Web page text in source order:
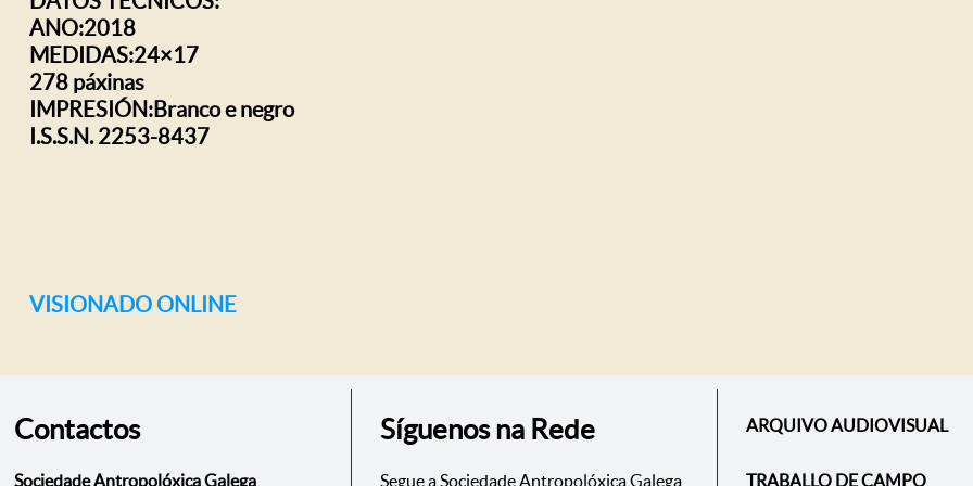
ANO:2018
MEDIDAS:24×17
278 páxinas
IMPRESIÓN:Branco e negro
I.S.S.N. 2253-8437
VISIONADO ONLINE
Contactos
Sociedade Antropolóxica Galega
Síguenos na Rede
Segue a Sociedade Antropolóxica Galega
ARQUIVO AUDIOVISUAL
TRABALLO DE CAMPO